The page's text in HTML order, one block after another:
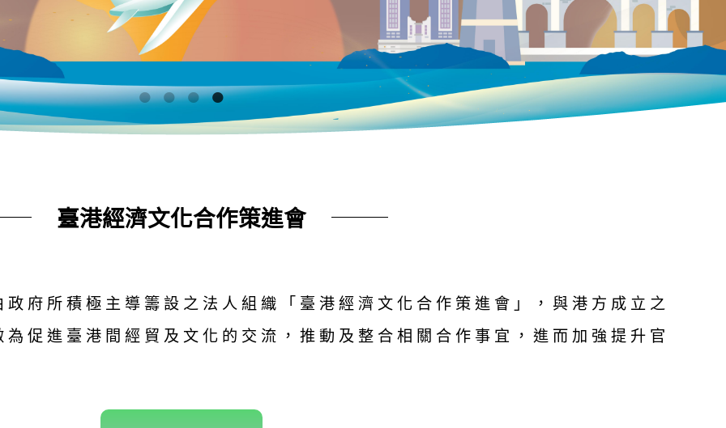
臺港經濟文化合作策進會
府所積極主導籌設之法人組織「臺港經濟文化合作策進會」，與港方成立之
為促進臺港間經貿及文化的交流，推動及整合相關合作事宜，進而加強提升官